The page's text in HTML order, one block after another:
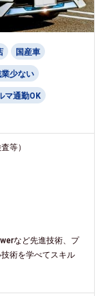
国産車
少ない
マ通勤OK
等）
など先進技術、プ
術を学べてスキル